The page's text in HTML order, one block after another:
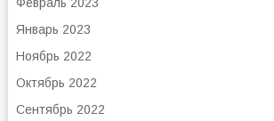
Январь 2023
Ноябрь 2022
Октябрь 2022
Сентябрь 2022